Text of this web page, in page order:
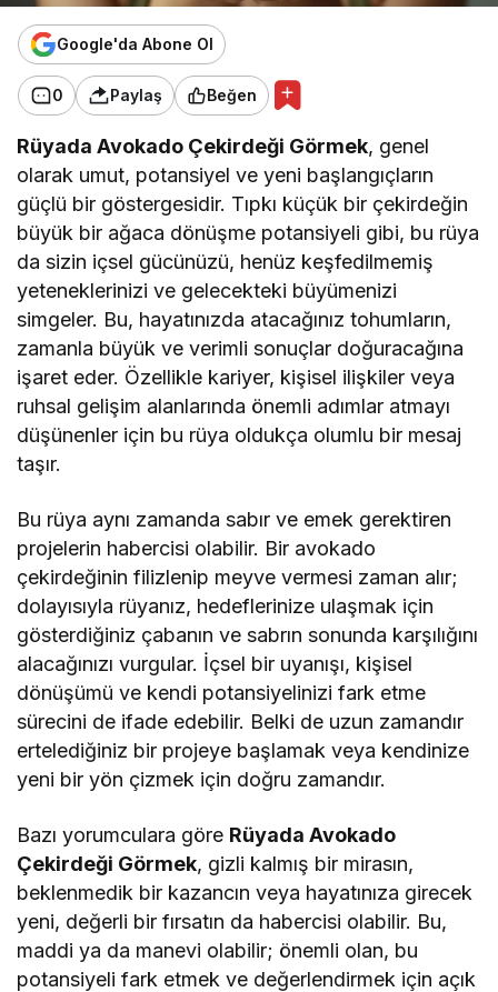
Google'da Abone Ol
0 Paylaş Beğen
Rüyada Avokado Çekirdeği Görmek, genel
olarak umut, potansiyel ve yeni başlangıçların
güçlü bir göstergesidir. Tıpkı küçük bir çekirdeğin
büyük bir ağaca dönüşme potansiyeli gibi, bu rüya
da sizin içsel gücünüzü, henüz keşfedilmemiş
yeteneklerinizi ve gelecekteki büyümenizi
simgeler. Bu, hayatınızda atacağınız tohumların,
zamanla büyük ve verimli sonuçlar doğuracağına
işaret eder. Özellikle kariyer, kişisel ilişkiler veya
ruhsal gelişim alanlarında önemli adımlar atmayı
düşünenler için bu rüya oldukça olumlu bir mesaj
taşır.
Bu rüya aynı zamanda sabır ve emek gerektiren
projelerin habercisi olabilir. Bir avokado
çekirdeğinin filizlenip meyve vermesi zaman alır;
dolayısıyla rüyanız, hedeflerinize ulaşmak için
gösterdiğiniz çabanın ve sabrın sonunda karşılığını
alacağınızı vurgular. İçsel bir uyanışı, kişisel
dönüşümü ve kendi potansiyelinizi fark etme
sürecini de ifade edebilir. Belki de uzun zamandır
ertelediğiniz bir projeye başlamak veya kendinize
yeni bir yön çizmek için doğru zamandır.
Bazı yorumculara göre Rüyada Avokado
Çekirdeği Görmek, gizli kalmış bir mirasın,
beklenmedik bir kazancın veya hayatınıza girecek
yeni, değerli bir fırsatın da habercisi olabilir. Bu,
maddi ya da manevi olabilir; önemli olan, bu
potansiyeli fark etmek ve değerlendirmek için açık